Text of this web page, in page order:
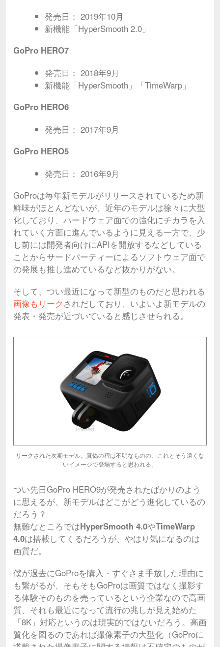
発売日： 2019年10月
新機能「HyperSmooth 2.0」
GoPro HERO7
発売日： 2018年9月
新機能「HyperSmooth」「TimeWarp」
GoPro HERO6
発売日： 2017年9月
GoPro HERO5
発売日： 2016年9月
GoProは毎年新モデルがリリースされているため新
鮮味がほとんどないが、近年のモデルは徐々に大型
化しており、ハードウェア面での強化にチカラを入
れていく方面に進んでいるように見える一方で、少
し前には開発者向けにAPIを開放するなどしている
ことからサードパーティーによるソフトウェア面で
の発展も推し進めているなど抜かりがない。
そして、つい最近になって新型のものだと思われる
画像もリーク されだしており、いよいよ新モデルの
発表・発売が近づいていると感じさせられる。
リークされた次期モデル。真偽の程は不明なものの、これとそう遠くな
いイメージで登場すると思われる。
つい先日GoPro HERO9が発売されたばかりのよう
に思えるが、新モデルはどこがどう進化しているの
だろう？
無難なところではHyperSmooth 4.0やTimeWarp
4.0は搭載してくるだろうが、やはり気になるのは
画質だ。
僕が過去にGoProを購入・すぐさま手放した理由に
も繋がるが、そもそもGoProは画質ではなく撮影す
る体験そのものを売っているという企業なので高画
質、それも最近になって流行の兆しが見え始めた
「8K」対応というのは現実的ではないだろう。高画
質化を図るのであれば撮像素子の大型化（GoProに